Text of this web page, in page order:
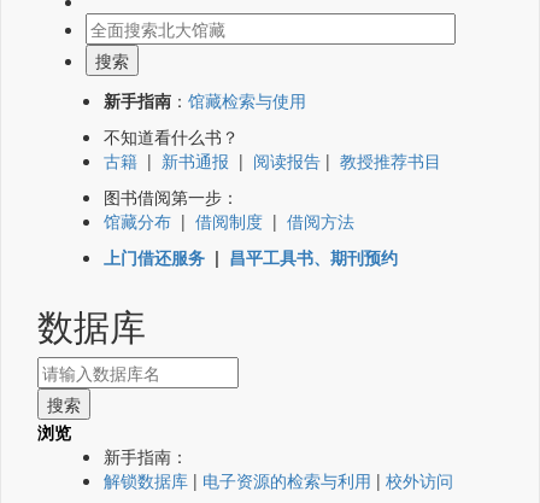
新手指南 ： 馆藏检索与使用
不知道看什么书？
古籍 | 新书通报 | 阅读报告 | 教授推荐书目
图书借阅第一步：
馆藏分布 | 借阅制度 | 借阅方法
上门借还服务 | 昌平工具书、期刊预约
数据库
浏览
新手指南：
解锁数据库 | 电子资源的检索与利用 | 校外访问